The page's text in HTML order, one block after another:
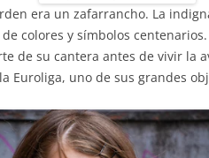
era un zafarrancho. La
colores y símbolos
de su cantera antes de vivir la
Euroliga, uno de sus grandes